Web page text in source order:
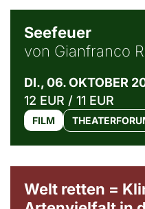
Seefeuer
von Gianfranco
DI., 06. OKTOBER
12 EUR / 11 EUR
FILM
Welt retten =